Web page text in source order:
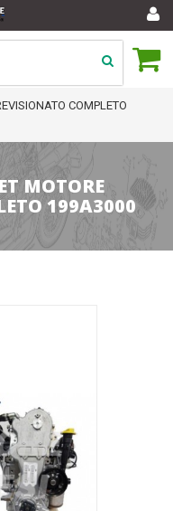
COMPLETO
MOTORE
199A3000